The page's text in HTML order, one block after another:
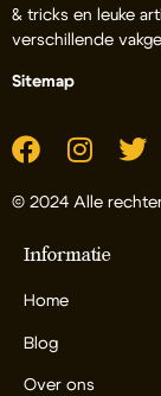
& tricks en leuke
verschillende
Sitemap
© 2024 Alle
Informatie
Home
Blog
Over ons